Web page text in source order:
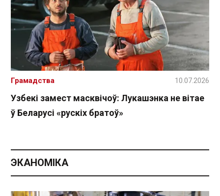
Узбекі замест масквічоў: Лукашэнка не вітае
ў Беларусі «рускіх братоў»
Грамадства 10.07.2026
ЭКАНОМІКА